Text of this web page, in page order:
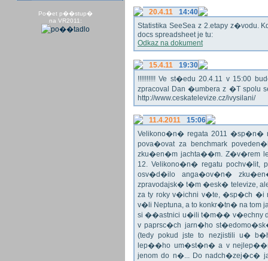
Po�et p��stup�
na VR2011:
20.4.11
14:40
Statistika SeeSea z 2.etapy z�vodu.
docs spreadsheet je tu:
Odkaz na dokument
15.4.11
19:30
!!!!!!!!!! Ve st�edu 20.4.11 v 15:00
zpracoval Dan �umbera z �T spolu
http://www.ceskatelevize.cz/ivysilani/
11.4.2011
15:06
Velikono�n� regata 2011 �sp�n�
pova�ovat za benchmark
zku�en�m jachta��m. Z�v�rem
12. Velikono�n� regatu
osv�d�ilo anga�ov�n�
zpravodajsk� t�m �esk� televize,
za ty roky v�ichni v�te, �sp�ch
v�li Neptuna, a to konkr�tn� na tom
si ��astnici u�ili t�m�� v�echny
v paprsc�ch jarn�ho
(tedy pokud jste to nezjistili u�
lep��ho um�st�n� a v
jenom do n�... Do nadch�zej�c�